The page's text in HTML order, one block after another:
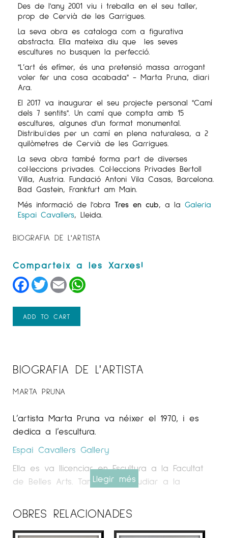
Des de l'any 2001 viu i treballa en el seu taller,
prop de Cervià de les Garrigues.
La seva obra es cataloga com a figurativa
abstracta. Ella mateixa diu que les seves
escultures no busquen la perfecció.
"L’art és efímer, és una pretensió massa arrogant
voler fer una cosa acabada" - Marta Pruna, diari
Ara.
El 2017 va inaugurar el seu projecte personal "Camí
dels 7 sentits". Un camí que compta amb 15
escultures, algunes d'un format monumental.
Distribuïdes per un camí en plena naturalesa, a 2
quilòmetres de Cervià de les Garrigues.
La seva obra també forma part de diverses
col·leccions privades. Col·leccions Privades Bertoll
Villa, Austria. Fundació Antoni Vila Casas, Barcelona.
Bad Gastein, Frankfurt am Main.
Més informació de l'obra Tres en cub, a la Galeria
Espai Cavallers, Lleida.
BIOGRAFIA DE L'ARTISTA
Facebook
TwitterEmail
ADD TO CART
BIOGRAFIA DE L'ARTISTA
MARTA PRUNA
L’artista Marta Pruna va néixer el 1970, i es
dedica a l’escultura.
Espai Cavallers Gallery
Ella es va llicenciar en Escultura a la Facultat
de Belles Arts. També va estudiar a la
el 1997 i el 1999 va realitzar el seu Doctorat a
la Universitat de Barcelona.
Llegir més
OBRES RELACIONADES